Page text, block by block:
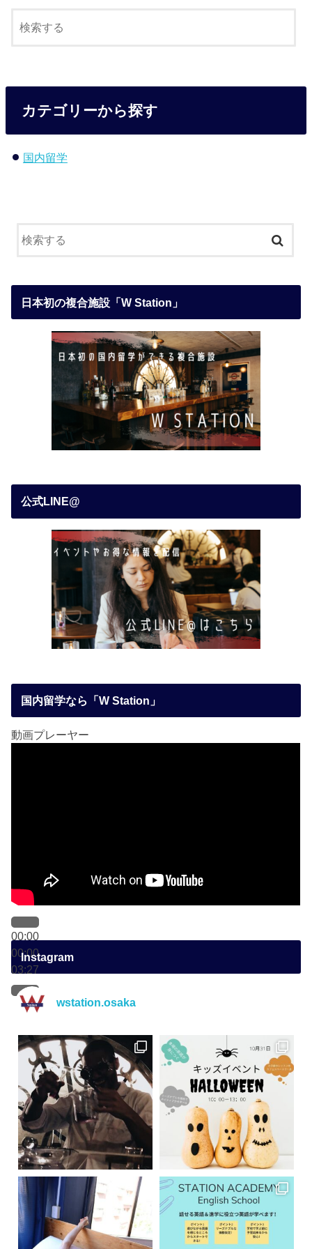
カテゴリーから探す
国内留学
日本初の複合施設「W Station」
公式LINE@
国内留学なら「W Station」
動画プレーヤー
00:00
00:00
03:27
Instagram
wstation.osaka